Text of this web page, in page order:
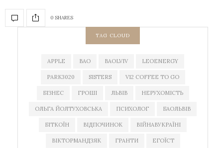
0 SHARES
TAG CLOUD
APPLE BAO BAOLVIV LEOENERGY
PARK3020 SISTERS V12 COFFEE TO GO
БІЗНЕС ГРОШІ ЛЬВІВ НЕРУХОМІСТЬ
ОЛЬГА ЙОЛТУХОВСЬКА ПСИХОЛОГ БАОЛЬВІВ
БІТКОЇН ВІДПОЧИНОК ВІЙНАВУКРАЇНІ
ВІКТОРМАНДЗЯК ГРАНТИ ЕГОЇСТ